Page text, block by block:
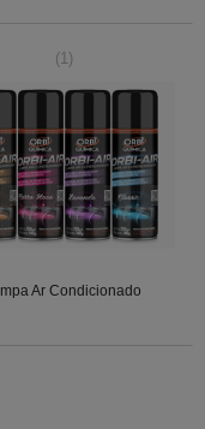
(1)
Ar Condicionado